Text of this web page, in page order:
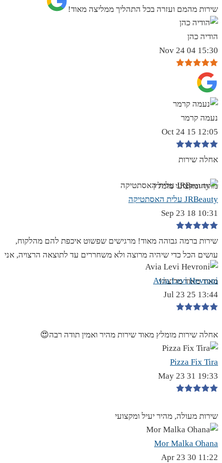
שירות מהמם ועזרה בכל התהליך ממליצה מאוד!
הודיה כהן
15:30 04 Nov 24
נעמה קרמר
12:05 15 Oct 24
אחלה שירות
מהיר ומקצועי מומלץ
JRBeauty עלית האסתטיקה
10:31 18 Sep 23
שירות ברמה גבוהה מאוד! מרגישים שפשוט איכפת להם מהלקוח,
עושים הכל כדי שיהיה מרוצה ולא משחררים עד לתוצאה הרצויה, אני
מאוד מאוד מרוצה!
Avia Levi Hevroni
13:44 25 Jul 23
אחלה שירות מומלץ מאוד שירות מהיר ואמין תודה רבה😍
Pizza Fix Tira
19:33 31 May 23
שירות מעולה, מהיר יעיל ומקצועי
Mor Malka Ohana
11:22 30 Apr 23